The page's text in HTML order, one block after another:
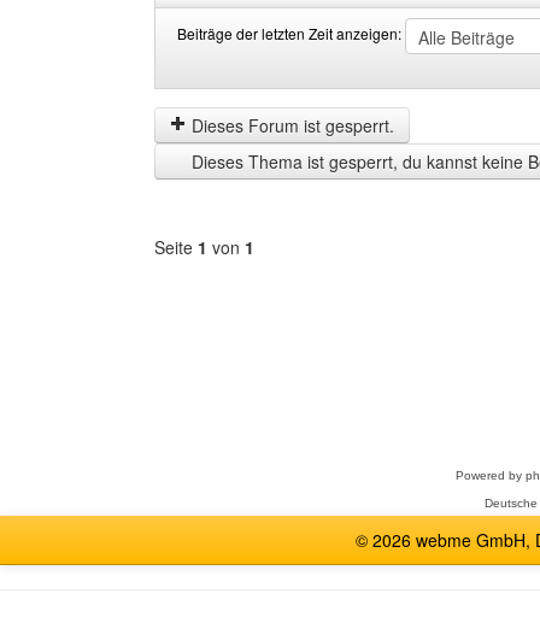
Beiträge der letzten Zeit anzeigen:
der
letzten
Zeit
anzeigen
by
Dieses Forum ist gesperrt.
Dieses Thema ist gesperrt, du kannst keine
Seite 1 von 1
Powered by
© 2026 webme GmbH,